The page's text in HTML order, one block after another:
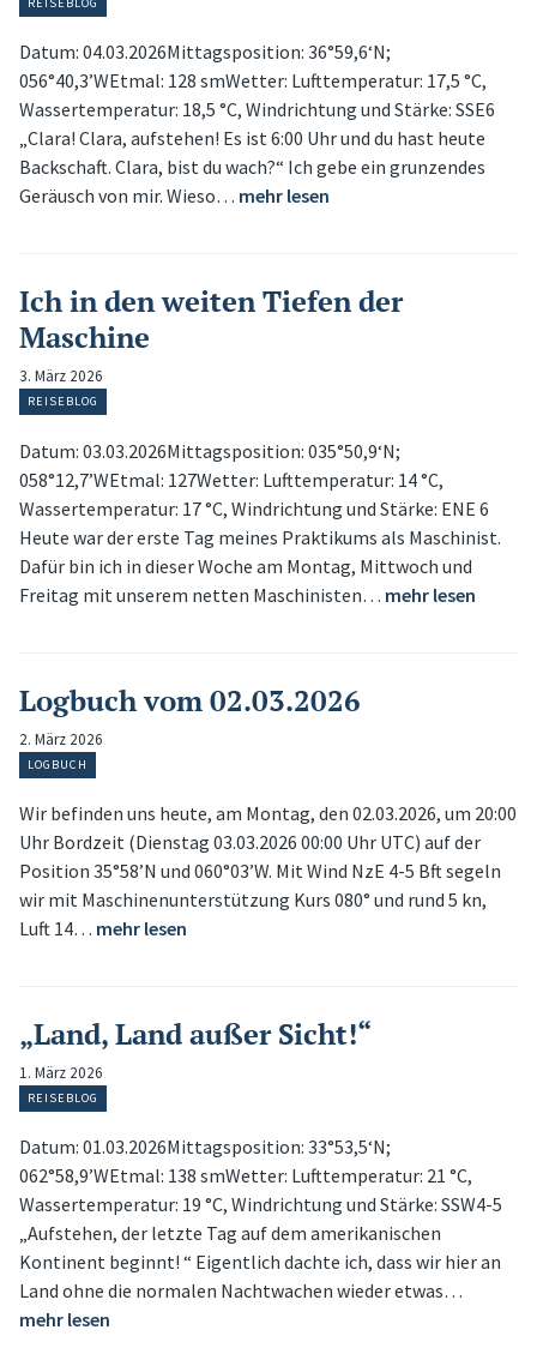
Datum: 04.03.2026Mittagsposition: 36°59,6‘N;
056°40,3’WEtmal: 128 smWetter: Lufttemperatur: 17,5 °C,
Wassertemperatur: 18,5 °C, Windrichtung und Stärke: SSE6
„Clara! Clara, aufstehen! Es ist 6:00 Uhr und du hast heute
Backschaft. Clara, bist du wach?“ Ich gebe ein grunzendes
Geräusch von mir. Wieso… mehr lesen
Ich in den weiten Tiefen der
Maschine
3. März 2026
REISEBLOG
Datum: 03.03.2026Mittagsposition: 035°50,9‘N;
058°12,7’WEtmal: 127Wetter: Lufttemperatur: 14 °C,
Wassertemperatur: 17 °C, Windrichtung und Stärke: ENE 6
Heute war der erste Tag meines Praktikums als Maschinist.
Dafür bin ich in dieser Woche am Montag, Mittwoch und
Freitag mit unserem netten Maschinisten… mehr lesen
Logbuch vom 02.03.2026
2. März 2026
LOGBUCH
Wir befinden uns heute, am Montag, den 02.03.2026, um 20:00
Uhr Bordzeit (Dienstag 03.03.2026 00:00 Uhr UTC) auf der
Position 35°58’N und 060°03’W. Mit Wind NzE 4-5 Bft segeln
wir mit Maschinenunterstützung Kurs 080° und rund 5 kn,
Luft 14… mehr lesen
„Land, Land außer Sicht!“
1. März 2026
REISEBLOG
Datum: 01.03.2026Mittagsposition: 33°53,5‘N;
062°58,9’WEtmal: 138 smWetter: Lufttemperatur: 21 °C,
Wassertemperatur: 19 °C, Windrichtung und Stärke: SSW4-5
„Aufstehen, der letzte Tag auf dem amerikanischen
Kontinent beginnt! “ Eigentlich dachte ich, dass wir hier an
Land ohne die normalen Nachtwachen wieder etwas…
mehr lesen